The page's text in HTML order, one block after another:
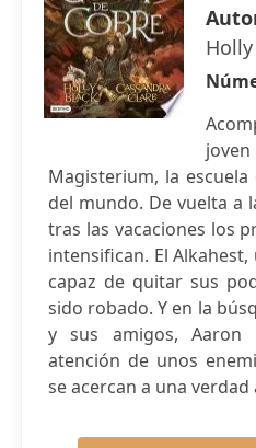
Magisterium, la
del mundo. De vuelta a
tras las vacaciones los
intensifican. El
capaz de quitar sus
sido robado. Y en la
y sus amigos, Aaron
atención de unos
se acercan a una verdad